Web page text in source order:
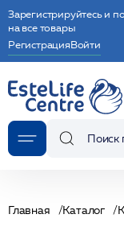
Зарегистрируйтесь и
на все товары
РегистрацияВойти
Главная Каталог